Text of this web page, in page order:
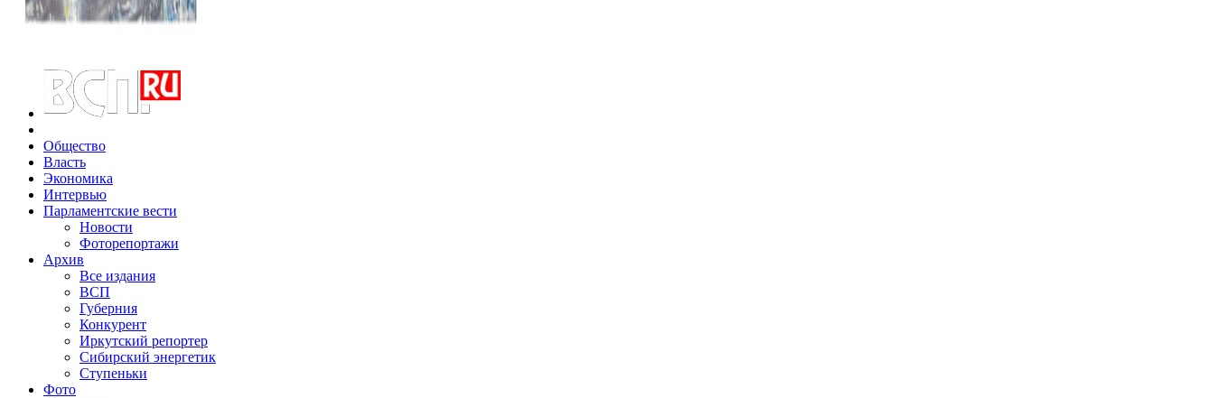
Общество
Власть
Экономика
Интервью
Парламентские вести
Новости
Фоторепортажи
Архив
Все издания
ВСП
Губерния
Конкурент
Иркутский репортер
Сибирский энергетик
Ступеньки
Фото